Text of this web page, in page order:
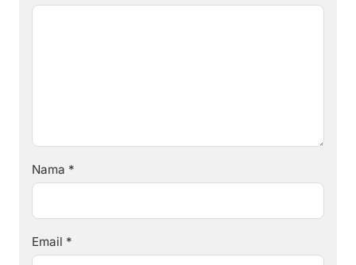
Nama *
Email *